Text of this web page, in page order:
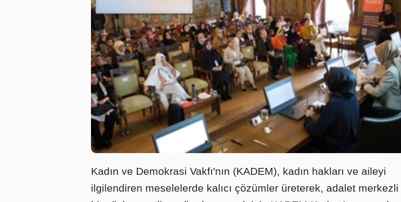
Kadın ve Demokrasi Vakfı'nın (KADEM), kadın hakları ve aileyi
ilgilendiren meselelerde kalıcı çözümler üreterek, adalet merkezli